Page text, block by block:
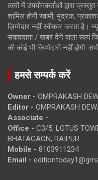
तत्वों में उपयोगकर्ताओं द्वारा
शामिल होगी स्वामी, मुद्रक,
ज़िम्मेदार नहीं स्वीकार करता है।
संवाददाता / खबर देने वाला स्वयं
की कोई भी जिम्मेदारी नहीं होगी.
हमसे सम्पर्क करें
Owner - OMPRAKASH
Editor - OMPRAKASH
Associate -
Office - C3/5, LOTUS
BHATAGAON, RAIPUR
Mobile - 8103911234
Email -